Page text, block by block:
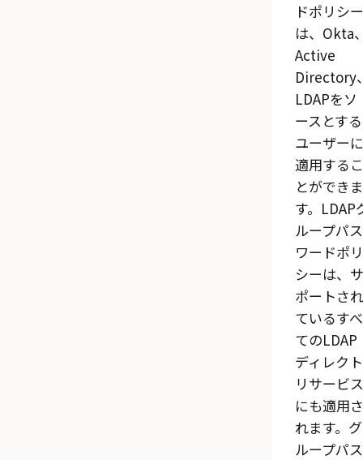
ドポリシー
は、 Okta
Active
Directory
LDAPをソ
ースとする
ユーザーに
適用するこ
とができま
す。LDAP
ループパス
ワードポリ
シーは、サ
ポートされ
ているすべ
てのLDAP
ディレクト
リサービス
にも適用さ
れます。グ
ループパス